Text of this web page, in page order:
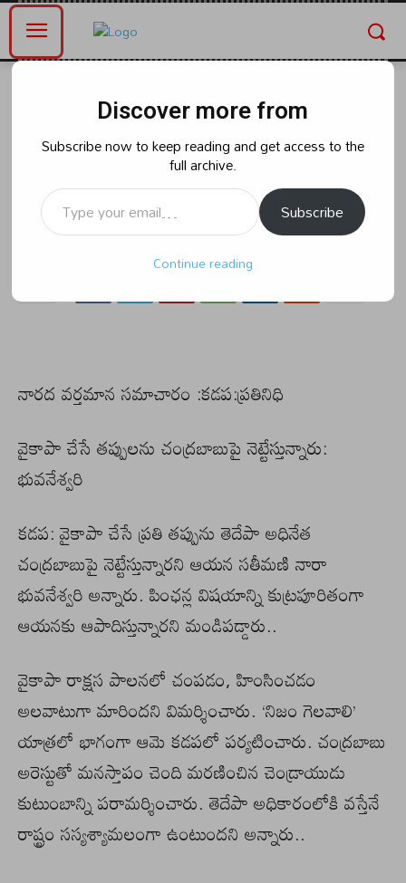
రాజకీయం
వైకాపా చేసే తప్పులను చంద్రబాబుపై
నెట్టేస్తున్నారు: భువనేశ్వరి :
naradanews.in Friday, April 5, 2024 1:03 pm 0
నారద వర్తమాన సమాచారం :కడప:ప్రతినిధి
వైకాపా చేసే తప్పులను చంద్రబాబుపై నెట్టేస్తున్నారు:
భువనేశ్వరి
కడప: వైకాపా చేసే ప్రతి తప్పును తెదేపా అధినేత
చంద్రబాబుపై నెట్టేస్తున్నారని ఆయన సతీమణి నారా
భువనేశ్వరి అన్నారు. పింఛన్ల విషయాన్ని కుట్రపూరితంగా
ఆయనకు ఆపాదిస్తున్నారని మండిపడ్డారు..
వైకాపా రాక్షస పాలనలో చంపడం, హింసించడం
అలవాటుగా మారిందని విమర్శించారు. ‘నిజం గెలవాలి’
యాత్రలో భాగంగా ఆమె కడపలో పర్యటించారు. చంద్రబాబు
అరెస్టుతో మనస్తాపం చెంది మరణించిన చెండ్రాయుడు
కుటుంబాన్ని పరామర్శించారు. తెదేపా అధికారంలోకి వస్తేనే
రాష్ట్రం సస్యశ్యామలంగా ఉంటుందని అన్నారు..
Discover more from
Subscribe now to keep reading and get access to the
full archive.
Type your email…
Subscribe
Continue reading